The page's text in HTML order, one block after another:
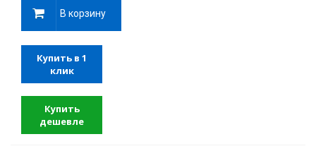
В корзину
Купить в 1
клик
Купить
дешевле